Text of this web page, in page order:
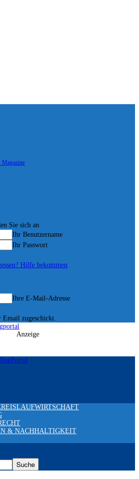
Sie sich an
Ihr Benutzername
Ihr Passwort
Hilfe bekommen
Ihre E-Mail-Adresse
Email zugeschickt.
Anzeige
& NACHHALTIGKEIT